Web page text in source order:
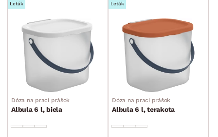
Leták
Dóza na prací prášok
Albula 6 l, biela
Leták
Dóza na prací prášok
Albula 6 l, terakota